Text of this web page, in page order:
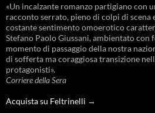
«Un incalzante romanzo partigiano con
racconto serrato, pieno di colpi di scena
costante sentimento omoerotico
Stefano Paolo Giussani, ambientato
momento di passaggio della nostra
di sofferta ma coraggiosa transizione
protagonisti».
Corriere della Sera
Acquista su Feltrinelli →